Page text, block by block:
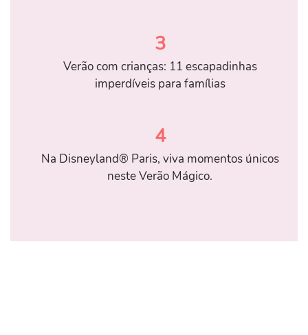
3
Verão com crianças: 11 escapadinhas
imperdíveis para famílias
4
Na Disneyland® Paris, viva momentos únicos
neste Verão Mágico.